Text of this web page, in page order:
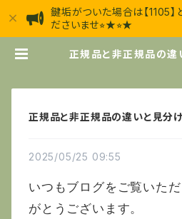
鍵垢がついた場合は【1105】
ださいませ⭐︎★⭐︎★
正規品と非正規品の違
正規品と非正規品の違いと見分
2025/05/25 09:55
いつもブログをご覧いた
がとうございます。